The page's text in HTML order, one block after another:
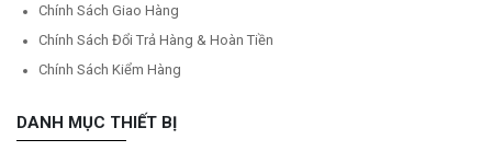
Chính Sách Giao Hàng
Chính Sách Đổi Trả Hàng & Hoàn Tiền
Chính Sách Kiểm Hàng
DANH MỤC THIẾT BỊ